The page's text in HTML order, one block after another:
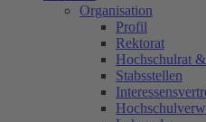
Organisation
Profil
Rektorat
Hochschulrat
Stabsstellen